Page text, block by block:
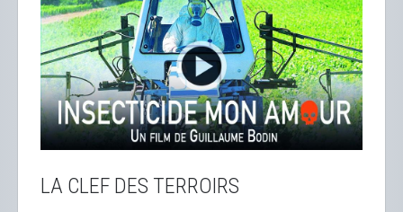
LA CLEF DES TERROIRS